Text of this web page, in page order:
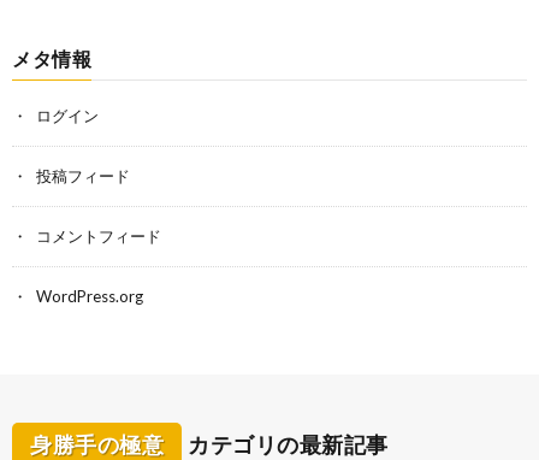
メタ情報
ログイン
投稿フィード
コメントフィード
WordPress.org
身勝手の極意 カテゴリの最新記事